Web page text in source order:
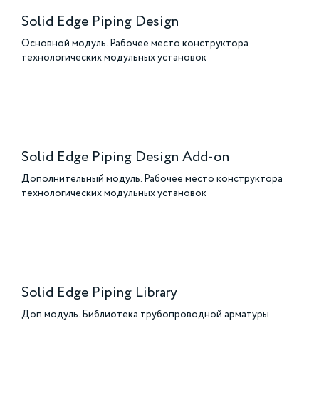
Solid Edge Piping Design
Основной модуль. Рабочее место конструктора
технологических модульных установок
Solid Edge Piping Design Add-on
Дополнительный модуль. Рабочее место конструктора
технологических модульных установок
Solid Edge Piping Library
Доп модуль. Библиотека трубопроводной арматуры